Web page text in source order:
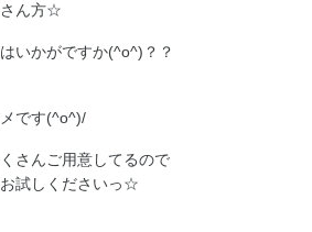
さん方☆
いかがですか(^o^)？？
です(^o^)/
さんご用意してるので
試しくださいっ☆